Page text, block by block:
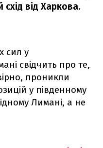
схід від Харкова.
сил у
свідчить про те,
проникли
у південному
Лимані, а не